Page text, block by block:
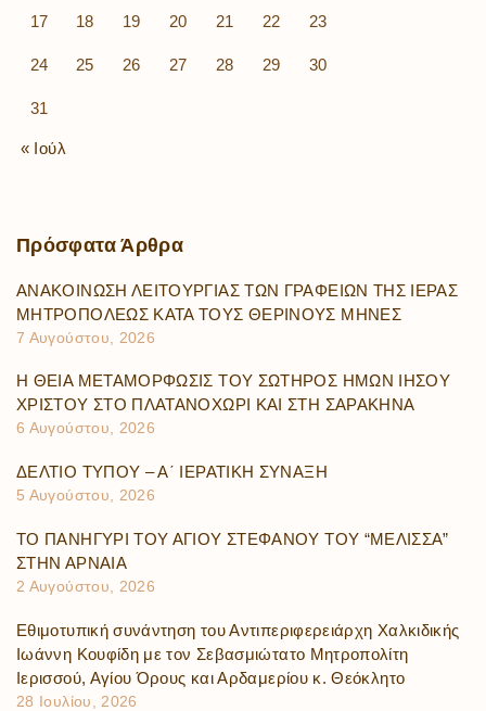
17 18 19 20 21 22 23
24 25 26 27 28 29 30
31
« Ιούλ
Πρόσφατα Άρθρα
ΑΝΑΚΟΙΝΩΣΗ ΛΕΙΤΟΥΡΓΙΑΣ ΤΩΝ ΓΡΑΦΕΙΩΝ ΤΗΣ ΙΕΡΑΣ
ΜΗΤΡΟΠΟΛΕΩΣ ΚΑΤΑ ΤΟΥΣ ΘΕΡΙΝΟΥΣ ΜΗΝΕΣ
7 Αυγούστου, 2026
Η ΘΕΙΑ ΜΕΤΑΜΟΡΦΩΣΙΣ ΤΟΥ ΣΩΤΗΡΟΣ ΗΜΩΝ ΙΗΣΟΥ
ΧΡΙΣΤΟΥ ΣΤΟ ΠΛΑΤΑΝΟΧΩΡΙ ΚΑΙ ΣΤΗ ΣΑΡΑΚΗΝΑ
6 Αυγούστου, 2026
ΔΕΛΤΙΟ ΤΥΠΟΥ – Α΄ ΙΕΡΑΤΙΚΗ ΣΥΝΑΞΗ
5 Αυγούστου, 2026
ΤΟ ΠΑΝΗΓΥΡΙ ΤΟΥ ΑΓΙΟΥ ΣΤΕΦΑΝΟΥ ΤΟΥ “ΜΕΛΙΣΣΑ”
ΣΤΗΝ ΑΡΝΑΙΑ
2 Αυγούστου, 2026
Εθιμοτυπική συνάντηση του Αντιπεριφερειάρχη Χαλκιδικής
Ιωάννη Κουφίδη με τον Σεβασμιώτατο Μητροπολίτη
Ιερισσού, Αγίου Όρους και Αρδαμερίου κ. Θεόκλητο
28 Ιουλίου, 2026